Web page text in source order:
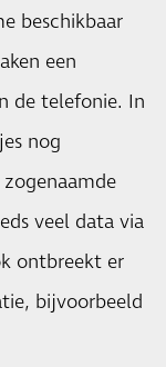
beschikbaar
een
de telefonie. In
nog
veel data via
ontbreekt er
bijvoorbeeld